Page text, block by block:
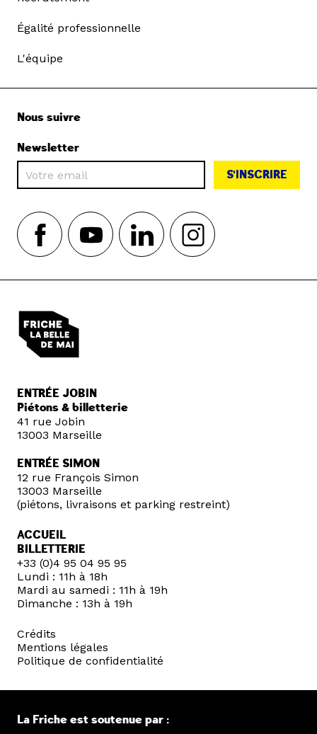
Égalité professionnelle
L'équipe
Nous suivre
Newsletter
S'INSCRIRE
ENTRÉE JOBIN
Piétons & billetterie
41 rue Jobin
13003 Marseille
ENTRÉE SIMON
12 rue François Simon
13003 Marseille
(piétons, livraisons et parking restreint)
ACCUEIL
BILLETTERIE
+33 (0)4 95 04 95 95
Lundi : 11h à 18h
Mardi au samedi : 11h à 19h
Dimanche : 13h à 19h
Crédits
Mentions légales
Politique de confidentialité
La Friche est soutenue par :